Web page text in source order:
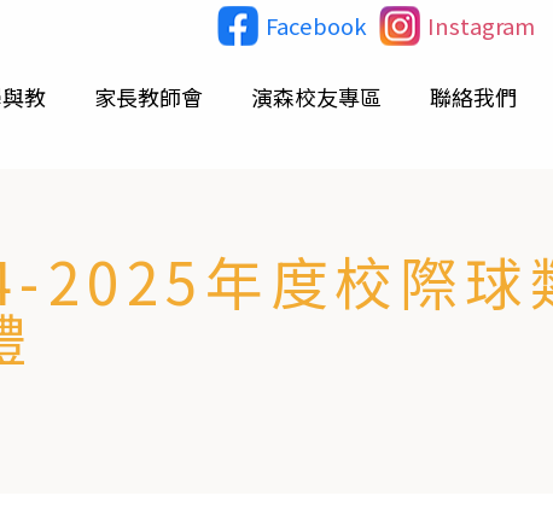
Facebook Instagram
教 家長教師會 演森校友專區 聯絡我們
2025年度校際球